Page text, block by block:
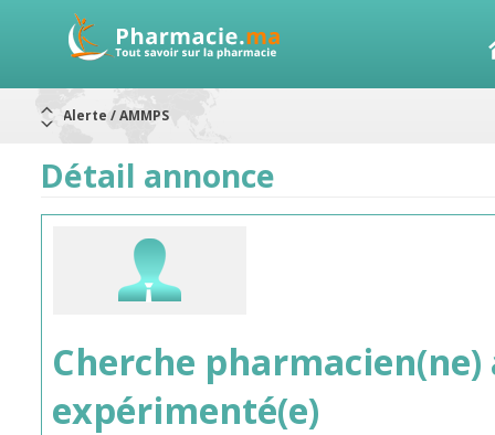
Alerte / AMMPS
Nouveau : Déclaration d'effets indésirables
ARRÊT DE COMMERCIALISATION
RAPPELS DE LOTS
Détail annonce
Cherche pharmacien(ne)
expérimenté(e)